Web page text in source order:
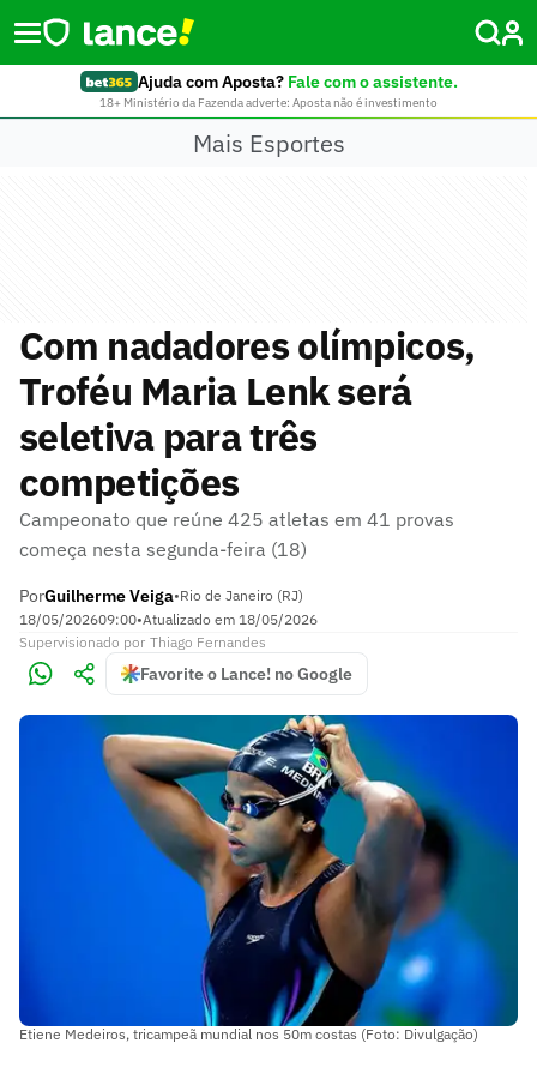
Ajuda com Aposta? Fale com o assistente.
18+ Ministério da Fazenda adverte: Aposta não é investimento
Mais Esportes
Com nadadores olímpicos,
Troféu Maria Lenk será
seletiva para três
competições
Campeonato que reúne 425 atletas em 41 provas
começa nesta segunda-feira (18)
PorGuilherme Veiga•Rio de Janeiro (RJ)
18/05/202609:00•Atualizado em 18/05/2026
Supervisionado por Thiago Fernandes
Favorite o Lance! no Google
Etiene Medeiros, tricampeã mundial nos 50m costas (Foto: Divulgação)